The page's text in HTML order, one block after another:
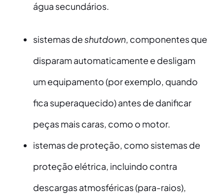
água secundários.
sistemas deshutdown, componentes que
disparam automaticamente e desligam
um equipamento (por exemplo, quando
fica superaquecido) antes de danificar
peças mais caras, como o motor.
istemas de proteção, como sistemas de
proteção elétrica, incluindo contra
descargas atmosféricas (para-raios),